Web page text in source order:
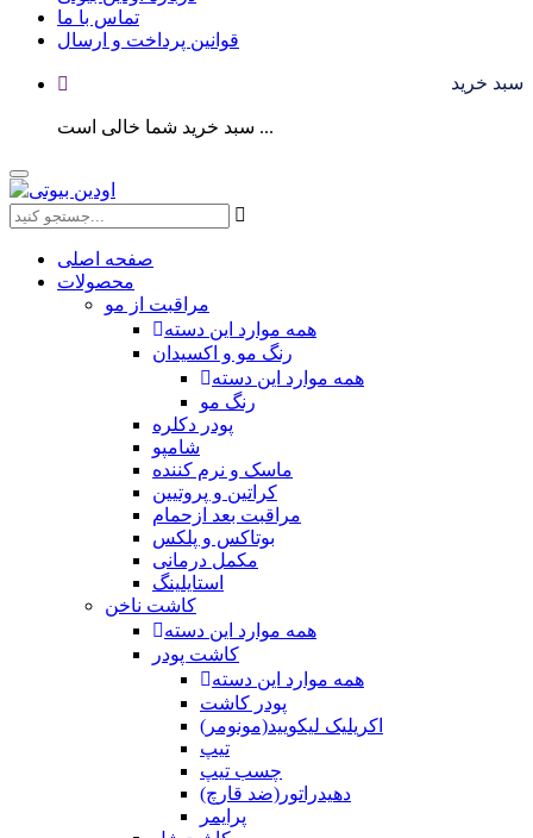
تماس با ما
قوانین پرداخت و ارسال
سبد خرید
سبد خرید شما خالی است ...
صفحه اصلی
محصولات
مراقبت از مو
همه موارد این دسته
رنگ مو و اکسیدان
همه موارد این دسته
رنگ مو
پودر دکلره
شامپو
ماسک و نرم کننده
کراتین و پروتیین
مراقبت بعد ازحمام
بوتاکس و پلکس
مکمل درمانی
استایلینگ
کاشت ناخن
همه موارد این دسته
کاشت پودر
همه موارد این دسته
پودر کاشت
اکریلیک لیکویید(مونومر)
تیپ
چسب تیپ
دهیدراتور(ضد قارچ)
پرایمر